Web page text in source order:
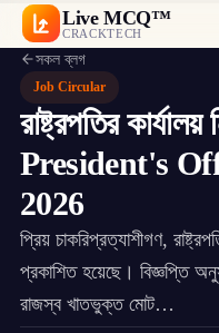
Live MCQ™
CRACKTECH
সকল ব্লগ
Job Circular
রাষ্ট্রপতির
President's
2026
প্রিয় চাকরিপ্রত্যাশীগণ,
প্রকাশিত হয়েছে। বিজ্ঞপ্তি
রাজস্ব খাতভুক্ত মোট…